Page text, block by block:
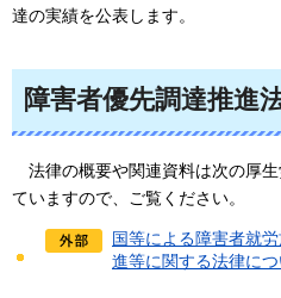
達の実績を公表します。
障害者優先調達推進
法律の概要や関連資料は次の厚
ていますので、ご覧ください。
国等による障害者就
進等に関する法律に